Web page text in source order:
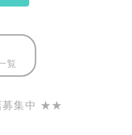
覧
募集中 ★★